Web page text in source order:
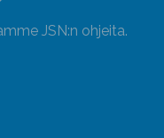
JSN:n ohjeita.